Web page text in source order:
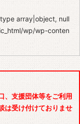
array|object, null
wp/wp-conten
、支援団体等をご利用
は受け付けておりませ